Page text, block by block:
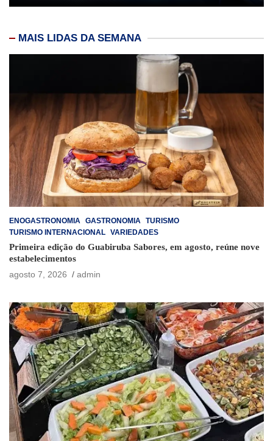
MAIS LIDAS DA SEMANA
ENOGASTRONOMIA GASTRONOMIA
TURISMO
TURISMO INTERNACIONAL VARIEDADES
Primeira edição do Guabiruba Sabores, em agosto, reúne nove
estabelecimentos
agosto 7, 2026
admin